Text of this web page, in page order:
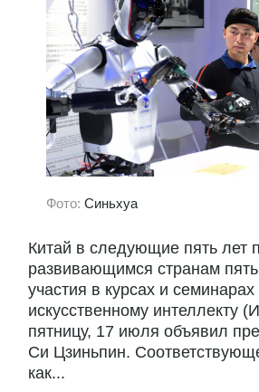
Фото: Синьхуа
Китай в следующие пять лет
развивающимся странам
участия в курсах и семинарах
искусственному интеллекту
пятницу, 17 июля объявил
Си Цзиньпин.
как...